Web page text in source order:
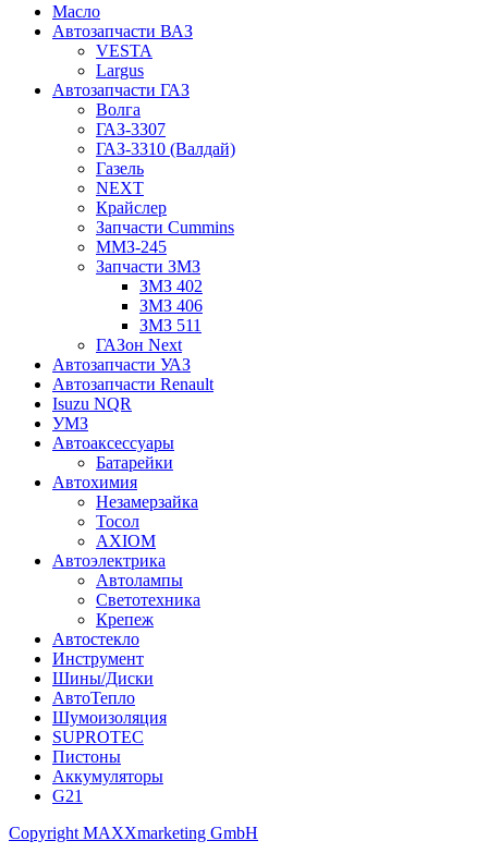
Масло
Автозапчасти ВАЗ
VESTA
Largus
Автозапчасти ГАЗ
Волга
ГАЗ-3307
ГАЗ-3310 (Валдай)
Газель
NEXT
Крайслер
Запчасти Cummins
ММЗ-245
Запчасти ЗМЗ
ЗМЗ 402
ЗМЗ 406
ЗМЗ 511
ГАЗон Next
Автозапчасти УАЗ
Автозапчасти Renault
Isuzu NQR
УМЗ
Автоаксессуары
Батарейки
Автохимия
Незамерзайка
Тосол
AXIOM
Автоэлектрика
Автолампы
Светотехника
Крепеж
Автостекло
Инструмент
Шины/Диски
АвтоТепло
Шумоизоляция
SUPROTEC
Пистоны
Аккумуляторы
G21
Copyright MAXXmarketing GmbH